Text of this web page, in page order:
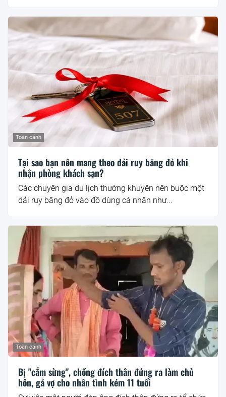
Toàn cảnh
Tại sao bạn nên mang theo dải ruy băng đỏ khi
nhận phòng khách sạn?
Các chuyên gia du lịch thường khuyên nên buộc một
dải ruy băng đỏ vào đồ dùng cá nhân như...
Toàn cảnh
Bị "cắm sừng", chồng đích thân đứng ra làm chủ
hôn, gả vợ cho nhân tình kém 11 tuổi